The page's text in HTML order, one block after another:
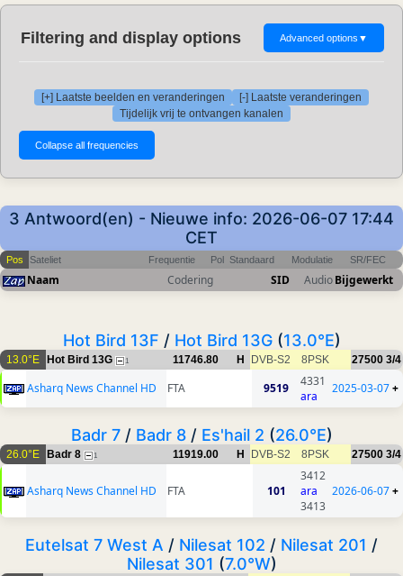
Filtering and display options Advanced options ▼
[+] Laatste beelden en veranderingen
[-] Laatste veranderingen
Tijdelijk vrij te ontvangen kanalen
3 Antwoord(en) - Nieuwe info: 2026-06-07 17:44
CET
Pos Sateliet Frequentie Pol Standaard Modulatie SR/FEC
Naam Codering SID AudioBijgewerkt
Hot Bird 13F / Hot Bird 13G(13.0°E)
13.0°E Hot Bird 13G 1 11746.80 H DVB-S2 8PSK 27500 3/4
Asharq News Channel HD FTA 9519
4331
ara
2025-03-07+
Badr 7/ Badr 8/ Es'hail 2 (26.0°E)
26.0°E Badr 8 1 11919.00 H DVB-S2 8PSK 27500 3/4
Asharq News Channel HD FTA 101
3412
ara
3413
2026-06-07+
Eutelsat 7 West A / Nilesat 102 / Nilesat 201 /
Nilesat 301 (7.0°W)